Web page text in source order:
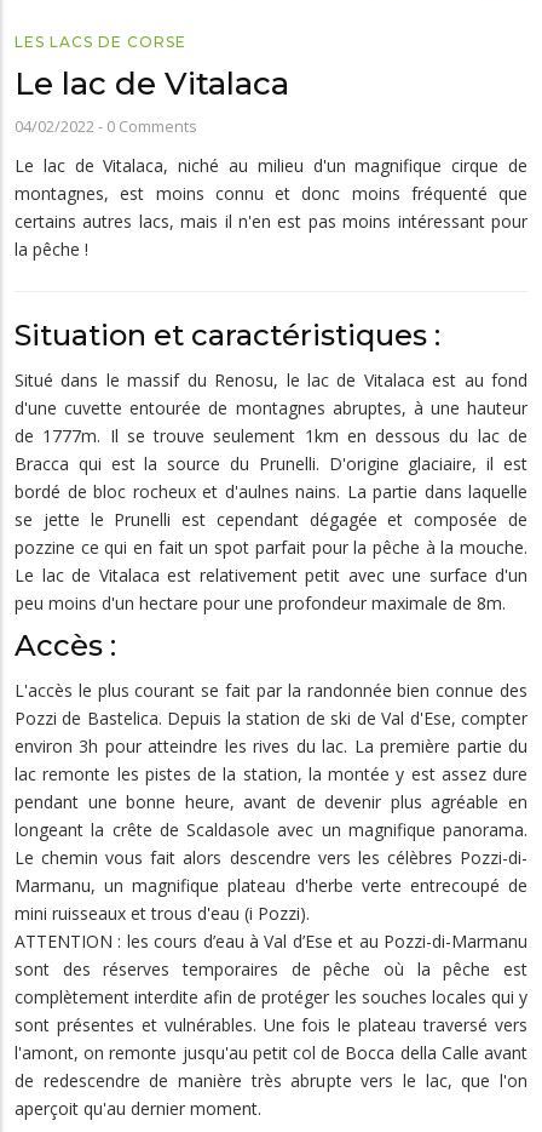
LES LACS DE CORSE
Le lac de Vitalaca
04/02/2022- 0 Comments
Le lac de Vitalaca, niché au milieu d'un magnifique cirque de
montagnes, est moins connu et donc moins fréquenté que
certains autres lacs, mais il n'en est pas moins intéressant pour
la pêche !
Situation et caractéristiques :
Situé dans le massif du Renosu, le lac de Vitalaca est au fond
d'une cuvette entourée de montagnes abruptes, à une hauteur
de 1777m. Il se trouve seulement 1km en dessous du lac de
Bracca qui est la source du Prunelli. D'origine glaciaire, il est
bordé de bloc rocheux et d'aulnes nains. La partie dans laquelle
se jette le Prunelli est cependant dégagée et composée de
pozzine ce qui en fait un spot parfait pour la pêche à la mouche.
Le lac de Vitalaca est relativement petit avec une surface d'un
peu moins d'un hectare pour une profondeur maximale de 8m.
Accès :
L'accès le plus courant se fait par la randonnée bien connue des
Pozzi de Bastelica. Depuis la station de ski de Val d'Ese, compter
environ 3h pour atteindre les rives du lac. La première partie du
lac remonte les pistes de la station, la montée y est assez dure
pendant une bonne heure, avant de devenir plus agréable en
longeant la crête de Scaldasole avec un magnifique panorama.
Le chemin vous fait alors descendre vers les célèbres Pozzi-di-
Marmanu, un magnifique plateau d'herbe verte entrecoupé de
mini ruisseaux et trous d'eau (i Pozzi).
ATTENTION : les cours d’eau à Val d’Ese et au Pozzi-di-Marmanu
sont des réserves temporaires de pêche où la pêche est
complètement interdite afin de protéger les souches locales qui y
sont présentes et vulnérables. Une fois le plateau traversé vers
l'amont, on remonte jusqu'au petit col de Bocca della Calle avant
de redescendre de manière très abrupte vers le lac, que l'on
aperçoit qu'au dernier moment.